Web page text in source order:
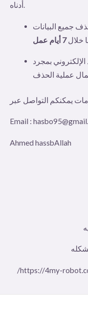
أدناه.
جميع البيانات
خلال7 أيام عمل
بمجرد
Email :
Ahmed hassbAllah